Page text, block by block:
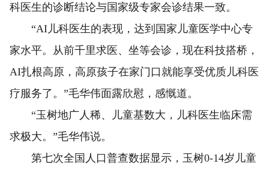
科医生的诊断结论与国家级专家会诊结果一致。
“AI儿科医生的表现，达到国家儿童医学中心专
家水平。从前千里求医、坐等会诊，现在科技搭桥，
AI扎根高原，高原孩子在家门口就能享受优质儿科医
疗服务了。”毛华伟面露欣慰，感慨道。
“玉树地广人稀、儿童基数大，儿科医生临床需
求极大。”毛华伟说。
第七次全国人口普查数据显示，玉树0-14岁儿童